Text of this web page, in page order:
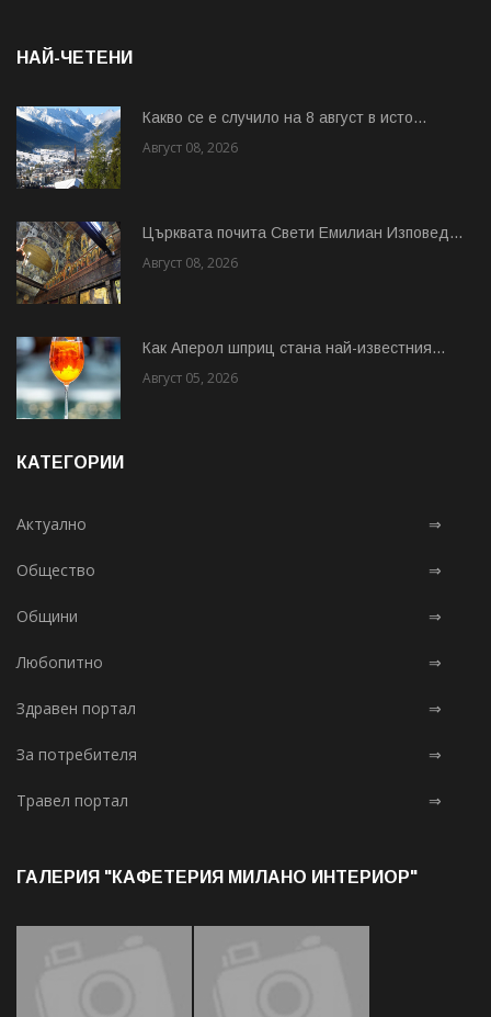
НАЙ-ЧЕТЕНИ
Какво се е случило на 8 август в исто...
Август 08, 2026
Църквата почита Свeти Емилиан Изповед...
Август 08, 2026
Как Аперол шприц стана най-известния...
Август 05, 2026
КАТЕГОРИИ
Актуално ⇒
Общество ⇒
Общини ⇒
Любопитно ⇒
Здравен портал ⇒
За потребителя ⇒
Травел портал ⇒
ГАЛЕРИЯ "КАФЕТЕРИЯ МИЛАНО ИНТЕРИОР"